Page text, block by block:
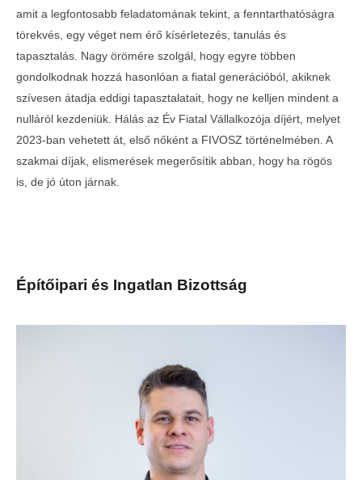
amit a legfontosabb feladatomának tekint, a fenntarthatóságra
törekvés, egy véget nem érő kísérletezés, tanulás és
tapasztalás. Nagy örömére szolgál, hogy egyre többen
gondolkodnak hozzá hasonlóan a fiatal generációból, akiknek
szívesen átadja eddigi tapasztalatait, hogy ne kelljen mindent a
nulláról kezdeniük. Hálás az Év Fiatal Vállalkozója díjért, melyet
2023-ban vehetett át, első nőként a FIVOSZ történelmében. A
szakmai díjak, elismerések megerősítik abban, hogy ha rögös
is, de jó úton járnak.
Építőipari és Ingatlan Bizottság